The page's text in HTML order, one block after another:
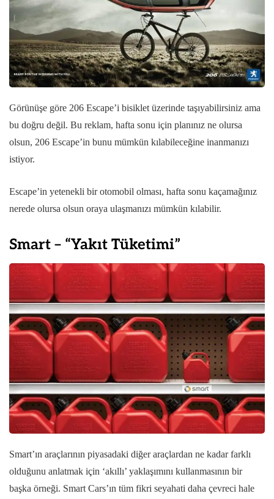
Görünüşe göre 206 Escape’i bisiklet üzerinde taşıyabilirsiniz ama
bu doğru değil. Bu reklam, hafta sonu için planınız ne olursa
olsun, 206 Escape’in bunu mümkün kılabileceğine inanmanızı
istiyor.
Escape’in yetenekli bir otomobil olması, hafta sonu kaçamağınız
nerede olursa olsun oraya ulaşmanızı mümkün kılabilir.
Smart – “Yakıt Tüketimi”
Smart’ın araçlarının piyasadaki diğer araçlardan ne kadar farklı
olduğunu anlatmak için ‘akıllı’ yaklaşımını kullanmasının bir
başka örneği. Smart Cars’ın tüm fikri seyahati daha çevreci hale